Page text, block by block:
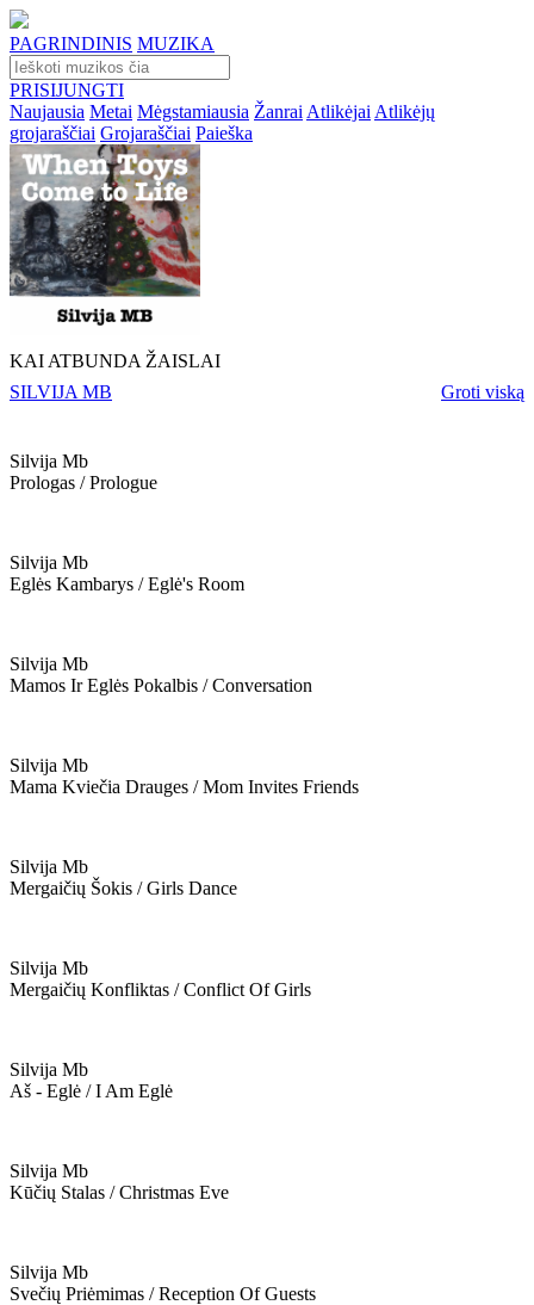
PAGRINDINIS MUZIKA
PRISIJUNGTI
Naujausia Metai Mėgstamiausia Žanrai Atlikėjai Atlikėjų
grojaraščiai Grojaraščiai Paieška
KAI ATBUNDA ŽAISLAI
SILVIJA MB
Groti viską
Silvija Mb
Prologas / Prologue
Silvija Mb
Eglės Kambarys / Eglė's Room
Silvija Mb
Mamos Ir Eglės Pokalbis / Conversation
Silvija Mb
Mama Kviečia Drauges / Mom Invites Friends
Silvija Mb
Mergaičių Šokis / Girls Dance
Silvija Mb
Mergaičių Konfliktas / Conflict Of Girls
Silvija Mb
Aš - Eglė / I Am Eglė
Silvija Mb
Kūčių Stalas / Christmas Eve
Silvija Mb
Svečių Priėmimas / Reception Of Guests